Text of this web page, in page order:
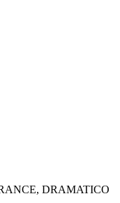
DRAMATICO